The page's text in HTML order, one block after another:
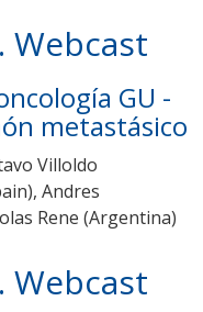
Webcast
GU -
metastásico
Villoldo
Andres
Rene (Argentina)
Webcast